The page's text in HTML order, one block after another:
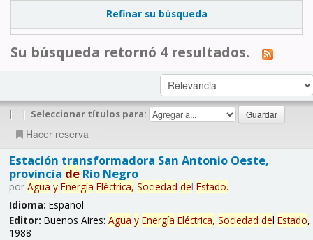
Refinar su búsqueda
Su búsqueda retornó 4 resultados.
| | Seleccionar títulos para:
Hacer reserva
Estación transformadora San Antonio Oeste,
provincia deRío Negro
por Agua y Energía Eléctrica, Sociedad del Estado.
Idioma: Español
Editor: Buenos Aires: Agua y Energía Eléctrica, Sociedad del Estado,
1988